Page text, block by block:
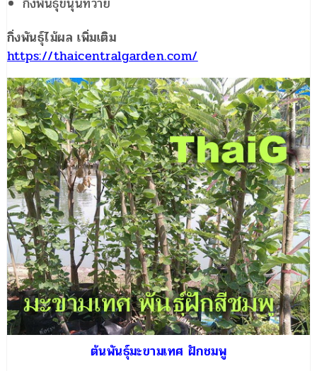
กิ่งพันธุ์ไม้ผล เพิ่มเติม
https://thaicentralgarden.com/
ต้นพันธุ์มะขามเทศ ฝักชมพู